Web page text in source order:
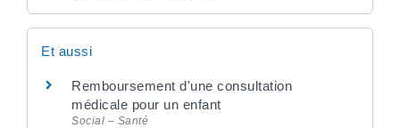
Et aussi
Remboursement d'une consultation
médicale pour un enfant
Social – Santé